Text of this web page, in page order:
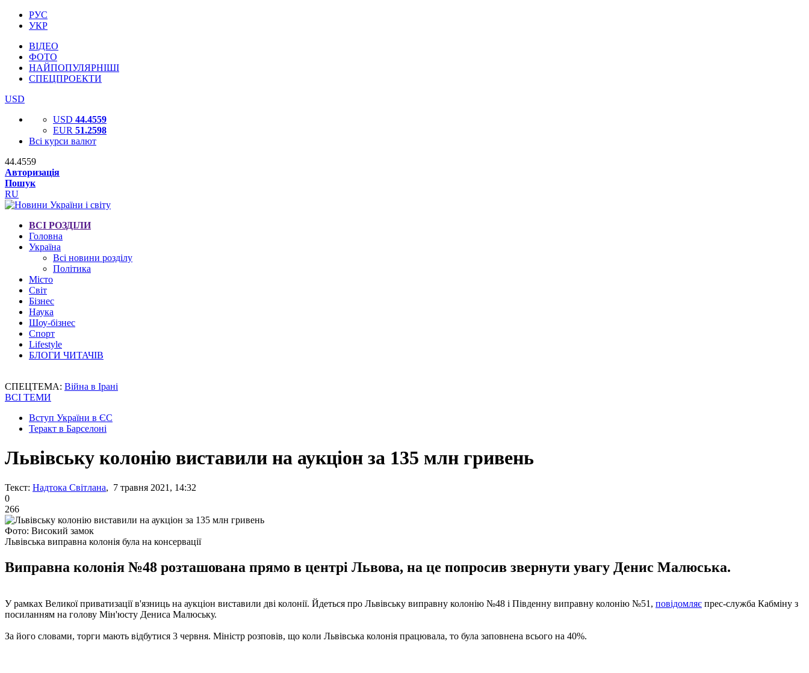
РУС
УКР
ВІДЕО
ФОТО
НАЙПОПУЛЯРНІШІ
СПЕЦПРОЕКТИ
USD
USD 44.4559
EUR 51.2598
Всі курси валют
44.4559
Авторизація
Пошук
RU
ВСІ РОЗДІЛИ
Головна
Україна
Всі новини розділу
Політика
Місто
Світ
Бізнес
Наука
Шоу-бізнес
Спорт
Lifestyle
БЛОГИ ЧИТАЧІВ
СПЕЦТЕМА: Війна в Ірані
ВСІ ТЕМИ
Вступ України в ЄС
Теракт в Барселоні
Львівську колонію виставили ​​на аукціон за 135 млн гривень
Текст: Надтока Світлана, 7 травня 2021, 14:32
0
266
Фото: Високий замок
Львівська виправна колонія була на консервації
Виправна колонія №48 розташована прямо в центрі Львова, на це попросив звернути увагу Денис Малюська.
У рамках Великої приватизації в'язниць на аукціон виставили дві колонії. Йдеться про Львівську виправну колонію №48 і Південну виправну колонію №51, повідомляє прес-служба Кабміну з
посиланням на голову Мін'юсту Дениса Малюську.
За його словами, торги мають відбутися 3 червня. Міністр розповів, що коли Львівська колонія працювала, то була заповнена всього на 40%.